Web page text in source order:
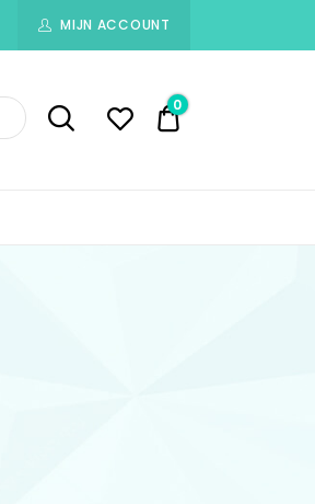
MIJN ACCOUNT
€ 0,00
0